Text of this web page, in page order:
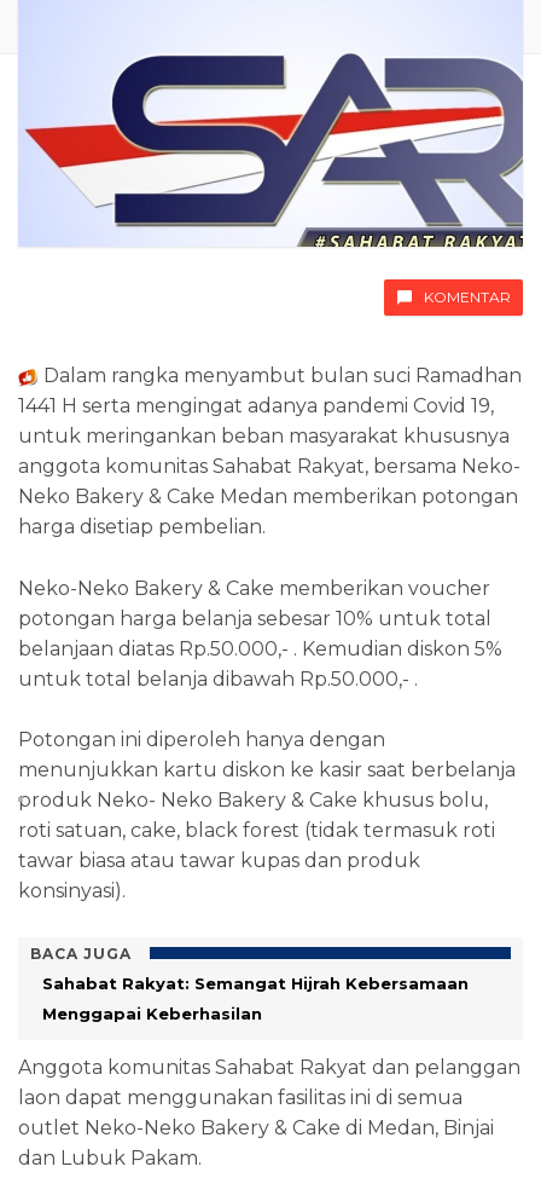
KOMENTAR
Dalam rangka menyambut bulan suci Ramadhan
1441 H serta mengingat adanya pandemi Covid 19,
untuk meringankan beban masyarakat khususnya
anggota komunitas Sahabat Rakyat, bersama Neko-
Neko Bakery & Cake Medan memberikan potongan
harga disetiap pembelian.
Neko-Neko Bakery & Cake memberikan voucher
potongan harga belanja sebesar 10% untuk total
belanjaan diatas Rp.50.000,- . Kemudian diskon 5%
untuk total belanja dibawah Rp.50.000,- .
Potongan ini diperoleh hanya dengan
menunjukkan kartu diskon ke kasir saat berbelanja
produk Neko- Neko Bakery & Cake khusus bolu,
roti satuan, cake, black forest (tidak termasuk roti
tawar biasa atau tawar kupas dan produk
konsinyasi).
BACA JUGA
Sahabat Rakyat: Semangat Hijrah Kebersamaan
Menggapai Keberhasilan
Anggota komunitas Sahabat Rakyat dan pelanggan
laon dapat menggunakan fasilitas ini di semua
outlet Neko-Neko Bakery & Cake di Medan, Binjai
dan Lubuk Pakam.